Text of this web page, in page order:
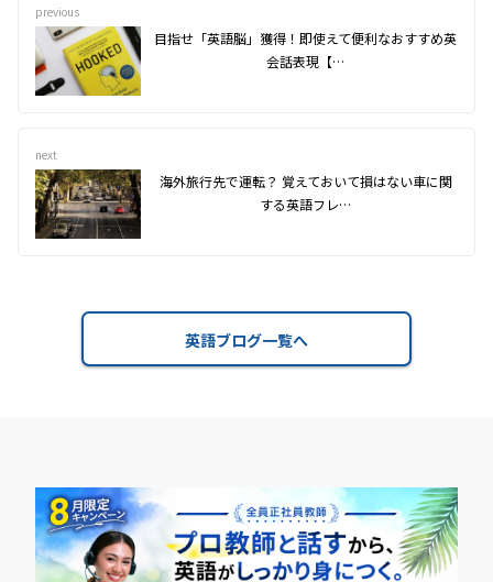
previous
目指せ「英語脳」獲得！即使えて便利なおすすめ英
会話表現【…
next
海外旅行先で運転？ 覚えておいて損はない車に関
する英語フレ…
英語ブログ一覧へ